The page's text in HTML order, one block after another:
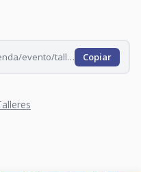
https://vivelacity.com/medellin/agenda/evento/taller-de-escritura-evocaciones-2026-09-30 Copiar